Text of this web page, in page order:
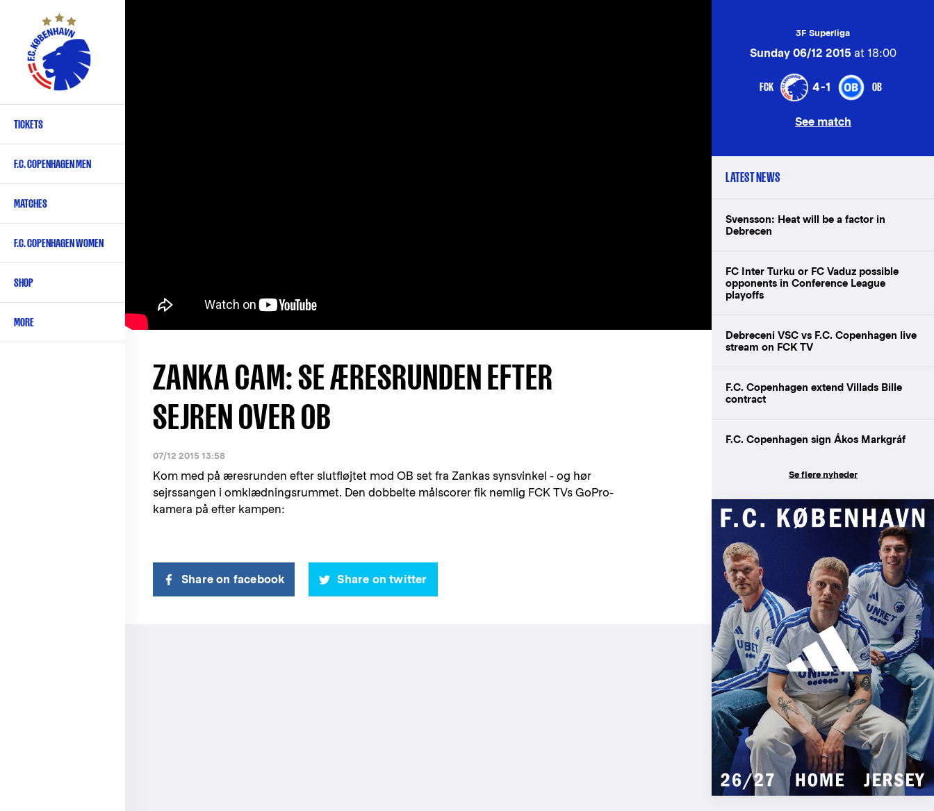
content
Primary
English
TICKETS
F.C. COPENHAGEN MEN
MATCHES
F.C. COPENHAGEN WOMEN
SHOP
MORE
ZANKA CAM: SE ÆRESRUNDEN EFTER
SEJREN OVER OB
07/12 2015 13:58
Kom med på æresrunden efter slutfløjtet mod OB set fra Zankas synsvinkel - og hør
sejrssangen i omklædningsrummet. Den dobbelte målscorer fik nemlig FCK TVs GoPro-
kamera på efter kampen:
Share on facebook Share on twitter
3F Superliga
Sunday 06/12 2015at 18:00
FCK 4-1 OB
See match
LATEST NEWS
Svensson: Heat will be a factor in
Debrecen
FC Inter Turku or FC Vaduz possible
opponents in Conference League
playoffs
Debreceni VSC vs F.C. Copenhagen live
stream on FCK TV
F.C. Copenhagen extend Villads Bille
contract
F.C. Copenhagen sign Ákos Markgráf
Se flere nyheder